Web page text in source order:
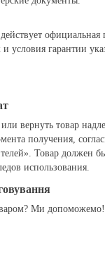
официальная
условия гарантии
вернуть товар
получения,
Товар должен
использования.
Ми допоможемо!